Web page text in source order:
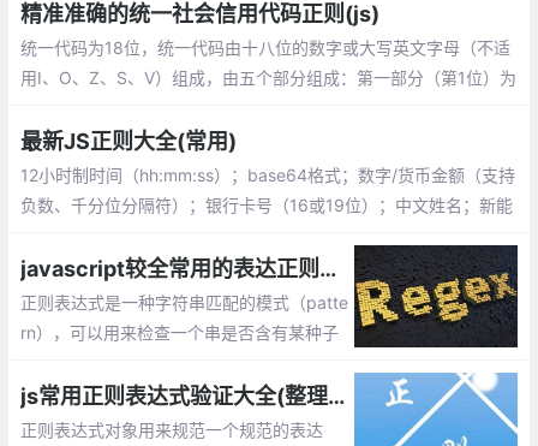
精准准确的统一社会信用代码正则(js)
统一代码为18位，统一代码由十八位的数字或大写英文字母（不适
用I、O、Z、S、V）组成，由五个部分组成：第一部分（第1位）为
最新JS正则大全(常用)
12小时制时间（hh:mm:ss）；base64格式；数字/货币金额（支持
负数、千分位分隔符）；银行卡号（16或19位）；中文姓名；新能
javascript较全常用的表达正则验证,js中采用test()方法
正则表达式是一种字符串匹配的模式（patte
rn），可以用来检查一个串是否含有某种子
符合某个条件的子串等。本文整理了JS较全
且实用正则表达式。
js常用正则表达式验证大全(整理详细且实用)
正则表达式对象用来规范一个规范的表达